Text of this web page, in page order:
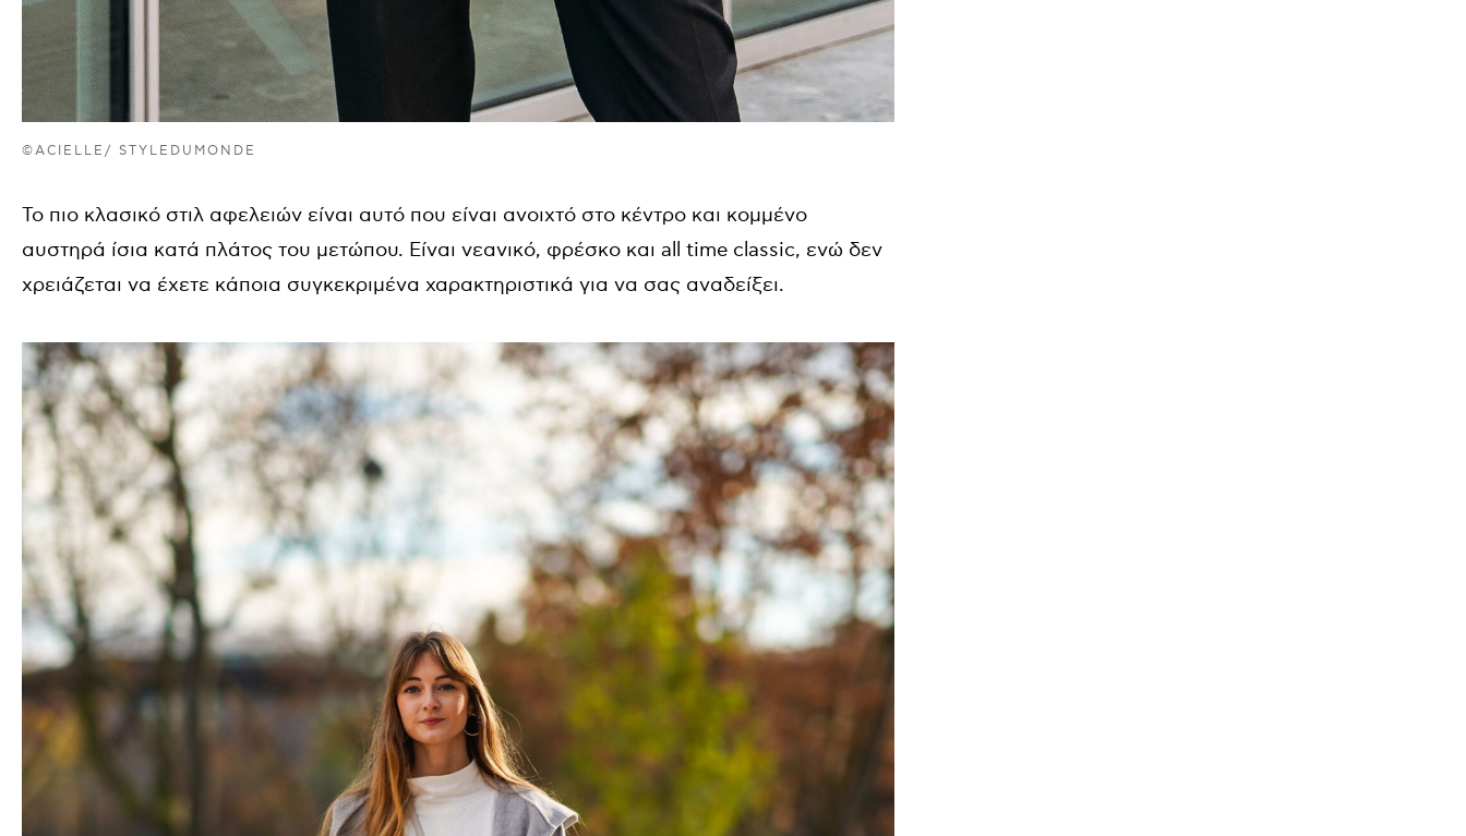
©ACIELLE/ STYLEDUMONDE
Το πιο κλασικό στιλ αφελειών είναι αυτό που είναι ανοιχτό στο κέντρο και κομμένο
αυστηρά ίσια κατά πλάτος του μετώπου. Είναι νεανικό, φρέσκο και all time classic, ενώ δεν
χρειάζεται να έχετε κάποια συγκεκριμένα χαρακτηριστικά για να σας αναδείξει.